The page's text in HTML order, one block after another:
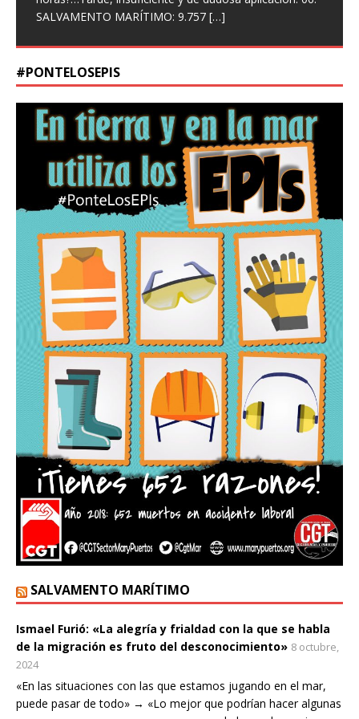
SALVAMENTO MARÍTIMO: 9.757 […]
#PONTELOSEPIS
SALVAMENTO MARÍTIMO
Ismael Furió: «La alegría y frialdad con la que se habla
de la migración es fruto del desconocimiento» 8 octubre,
2024
«En las situaciones con las que estamos jugando en el mar,
puede pasar de todo» → «Lo mejor que podrían hacer algunas